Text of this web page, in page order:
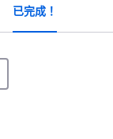
已完成！